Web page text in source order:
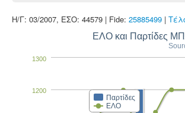
Η/Γ: 03/2007, ΕΣΟ: 44579 | Fide: 25885499 |
ΕΛΟ και Παρτίδες
Παρτίδες
ΕΛΟ
1200
1300